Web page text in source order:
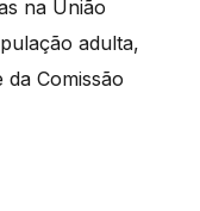
na União
adulta,
Comissão